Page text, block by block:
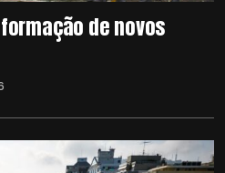
de novos